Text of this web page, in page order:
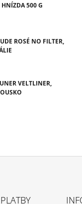
HNÍZDA 500 G
ROSÉ NO FILTER,
VELTLINER,